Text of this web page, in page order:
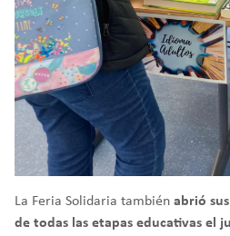
La Feria Solidaria también abrió
de todas las etapas educativas el